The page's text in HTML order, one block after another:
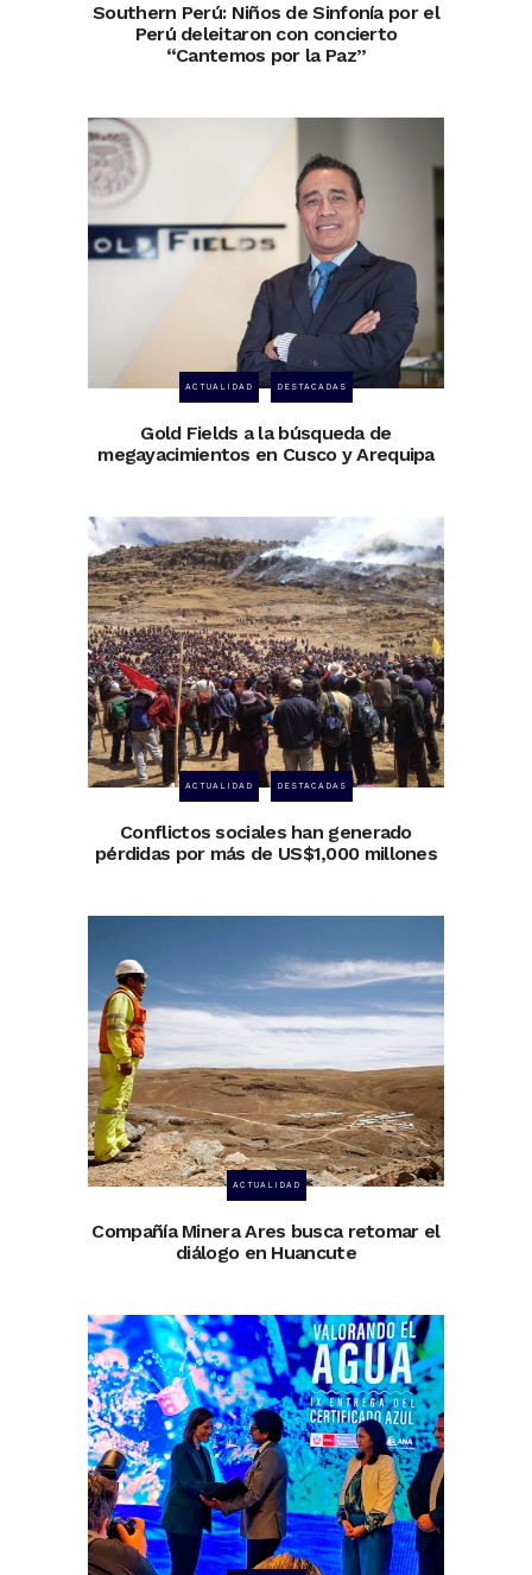
Southern Perú: Niños de Sinfonía por el
Perú deleitaron con concierto
“Cantemos por la Paz”
ACTUALIDAD DESTACADAS
Gold Fields a la búsqueda de
megayacimientos en Cusco y Arequipa
ACTUALIDAD DESTACADAS
Conflictos sociales han generado
pérdidas por más de US$1,000 millones
ACTUALIDAD
Compañía Minera Ares busca retomar el
diálogo en Huancute